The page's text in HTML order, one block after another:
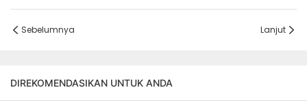
Sebelumnya Lanjut
DIREKOMENDASIKAN UNTUK ANDA